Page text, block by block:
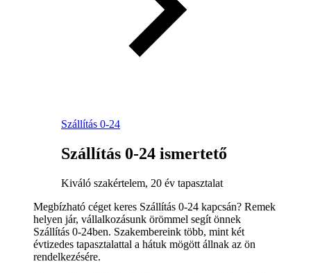
Szállítás 0-24
Szállítás 0-24 ismertető
Kiváló szakértelem, 20 év tapasztalat
Megbízható céget keres Szállítás 0-24 kapcsán? Remek
helyen jár, vállalkozásunk örömmel segít önnek
Szállítás 0-24ben. Szakembereink több, mint két
évtizedes tapasztalattal a hátuk mögött állnak az ön
rendelkezésére.